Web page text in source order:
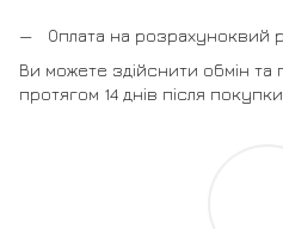
Оплата на розрахуноквий
Ви можете здійснити обмін та
протягом 14 днів після покупки